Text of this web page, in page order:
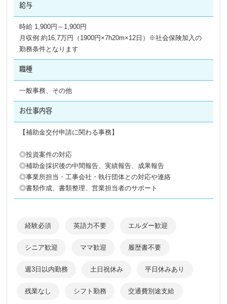
給与
時給 1,900円～1,900円
月収例:約16,7万円（1900円×7h20m×12日）※社会保険加入の
勤務条件となります
職種
一般事務、その他
お仕事内容
【補助金交付申請に関わる事務】
◎投資案件の対応
◎補助金採択後の中間報告、実績報告、成果報告
◎事業所担当・工事会社・執行団体との対応や連絡
◎書類作成、書類整理、営業担当者のサポート
経験必須 英語力不要 エルダー歓迎
シニア歓迎 ママ歓迎 履歴書不要
週3日以内勤務 土日祝休み 平日休みあり
残業なし シフト勤務 交通費別途支給